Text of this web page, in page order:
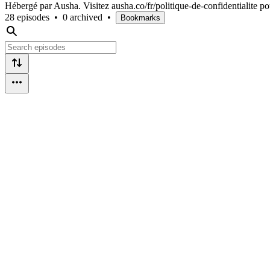
Hébergé par Ausha. Visitez ausha.co/fr/politique-de-confidentialite
28 episodes • 0 archived • Bookmarks